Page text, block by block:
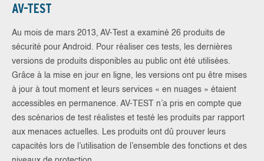
AV-TEST
Au mois de mars 2013, AV-Test a examiné 26 produits de
sécurité pour Android. Pour réaliser ces tests, les dernières
versions de produits disponibles au public ont été utilisées.
Grâce à la mise en jour en ligne, les versions ont pu être mises
à jour à tout moment et leurs services « en nuages » étaient
accessibles en permanence. AV-TEST n’a pris en compte que
des scénarios de test réalistes et testé les produits par rapport
aux menaces actuelles. Les produits ont dû prouver leurs
capacités lors de l’utilisation de l’ensemble des fonctions et des